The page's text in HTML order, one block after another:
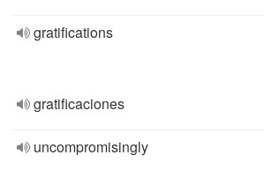
gratifications
gratificaciones
uncompromisingly